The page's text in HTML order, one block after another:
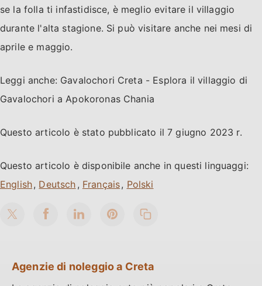
se la folla ti infastidisce, è meglio evitare il villaggio
durante l'alta stagione. Si può visitare anche nei mesi di
aprile e maggio.
Leggi anche: Gavalochori Creta - Esplora il villaggio di
Gavalochori a Apokoronas Chania
Questo articolo è stato pubblicato il7 giugno 2023 r.
Questo articolo è disponibile anche in questi linguaggi:
,
, ,
Agenzie di noleggio a Creta